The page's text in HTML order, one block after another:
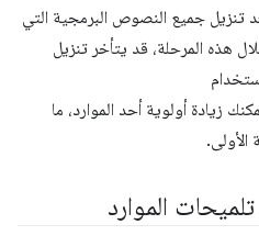
جميع النصوص البرمجية التي
المرحلة، قد يتأخر تنزيل
أولوية أحد الموارد، ما
الموارد